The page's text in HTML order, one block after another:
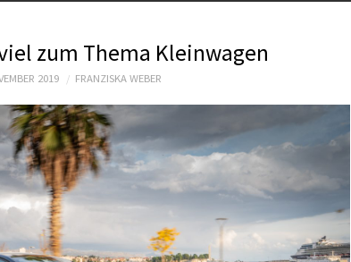
zum Thema Kleinwagen
2019 FRANZISKA WEBER